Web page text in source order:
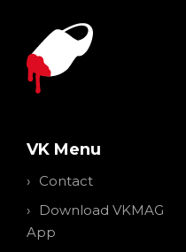
VK Menu
Contact
Download VKMAG
App